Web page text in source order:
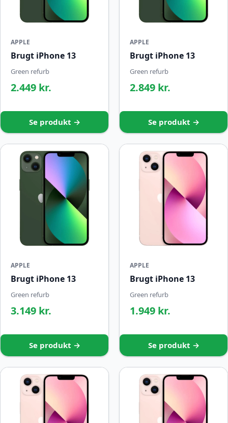
APPLE
Brugt iPhone 13
Green refurb
2.449 kr.
Se produkt →
APPLE
Brugt iPhone 13
Green refurb
2.849 kr.
Se produkt →
APPLE
Brugt iPhone 13
Green refurb
3.149 kr.
Se produkt →
APPLE
Brugt iPhone 13
Green refurb
1.949 kr.
Se produkt →